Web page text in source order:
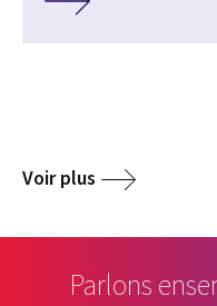
Voir plus
Parlons